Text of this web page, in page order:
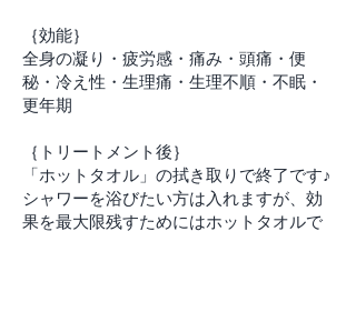
​｛効能｝
全身の凝り・疲労感・痛み・頭痛・便
秘・冷え性・生理痛・生理不順・不眠・
更年期
｛トリートメント後｝
「ホットタオル」の拭き取りで終了です♪
シャワーを浴びたい方は入れますが、効
果を最大限残すためにはホットタオルで